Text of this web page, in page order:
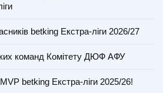
betking Екстра-ліги 2026/27
команд Комітету ДЮФ АФУ
betking Екстра-ліги 2025/26!